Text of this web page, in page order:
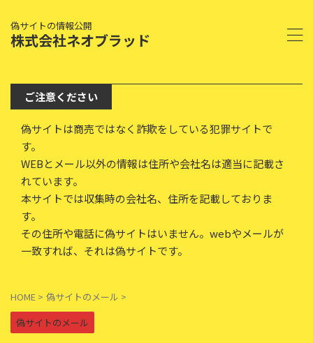
偽サイトの情報公開
株式会社ネオブラッド
ご注意ください
偽サイトは商売ではなく詐欺をしている犯罪サイトで
す。
WEBとメール以外の情報は住所や会社名は適当に記載さ
れています。
本サイトでは収集時の会社名、住所を記載しておりま
す。
その住所や電話に偽サイトはいません。webやメールが
一致すれば、それは偽サイトです。
HOME > 偽サイトのメール >
偽サイトのメール